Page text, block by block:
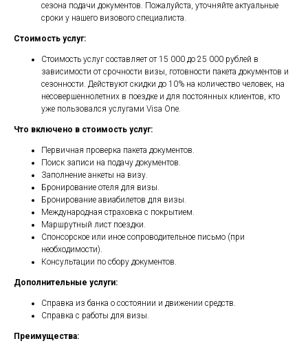
сезона подачи документов. Пожалуйста, уточняйте актуальные
сроки у нашего визового специалиста.
Стоимость услуг:
Стоимость услуг составляет от 15 000 до 25 000 рублей в
зависимости от срочности визы, готовности пакета документов и
сезонности. Действуют скидки до 10% на количество человек, на
несовершеннолетних в поездке и для постоянных клиентов, кто
уже пользовался услугами Visa One.
Что включено в стоимость услуг:
Первичная проверка пакета документов.
Поиск записи на подачу документов.
Заполнение анкеты на визу.
Бронирование отеля для визы.
Бронирование авиабилетов для визы.
Международная страховка с покрытием.
Маршрутный лист поездки.
Спонсорское или иное сопроводительное письмо (при
необходимости).
Консультации по сбору документов.
Дополнительные услуги:
Справка из банка о состоянии и движении средств.
Справка с работы для визы.
Преимущества: